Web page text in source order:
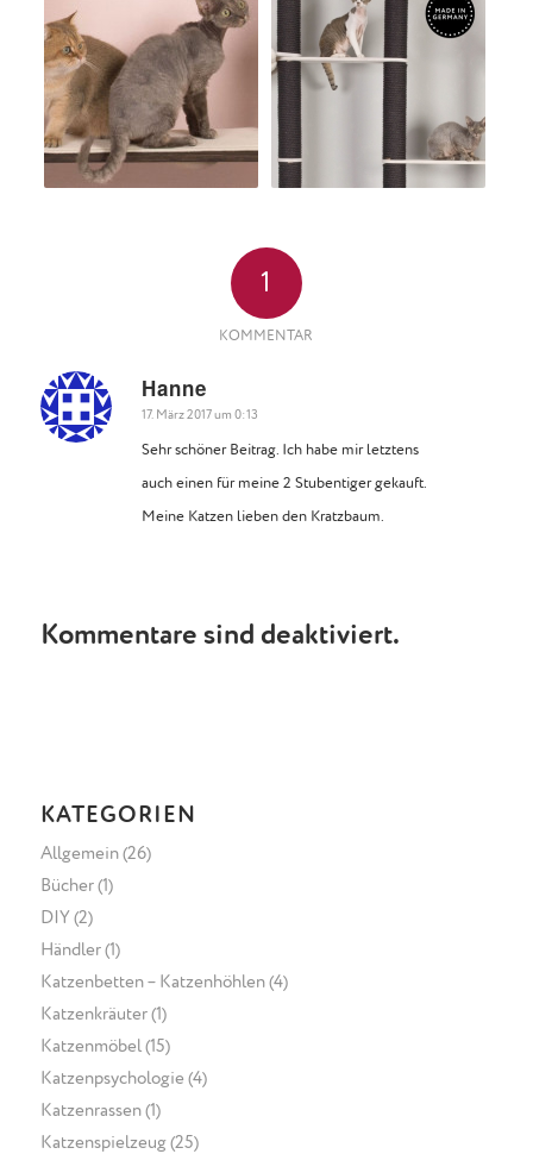
1
KOMMENTAR
Hanne
sagte:
17. März 2017 um 0:13
Sehr schöner Beitrag. Ich habe mir letztens
auch einen für meine 2 Stubentiger gekauft.
Meine Katzen lieben den Kratzbaum.
Kommentare sind deaktiviert.
KATEGORIEN
Allgemein(26)
Bücher(1)
DIY (2)
Händler(1)
Katzenbetten – Katzenhöhlen(4)
Katzenkräuter(1)
Katzenmöbel(15)
Katzenpsychologie (4)
Katzenrassen(1)
Katzenspielzeug(25)